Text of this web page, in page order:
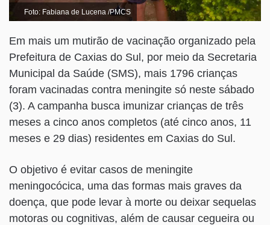
Foto: Fabiana de Lucena /PMCS
Em mais um mutirão de vacinação organizado pela
Prefeitura de Caxias do Sul, por meio da Secretaria
Municipal da Saúde (SMS), mais 1796 crianças
foram vacinadas contra meningite só neste sábado
(3). A campanha busca imunizar crianças de três
meses a cinco anos completos (até cinco anos, 11
meses e 29 dias) residentes em Caxias do Sul.
O objetivo é evitar casos de meningite
meningocócica, uma das formas mais graves da
doença, que pode levar à morte ou deixar sequelas
motoras ou cognitivas, além de causar cegueira ou